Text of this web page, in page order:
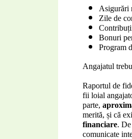
Asigurări
Zile de
Bonuri
Program
Angajatul
Raportul de
fii loial
parte,
merită, și că
financiare.
comunicate